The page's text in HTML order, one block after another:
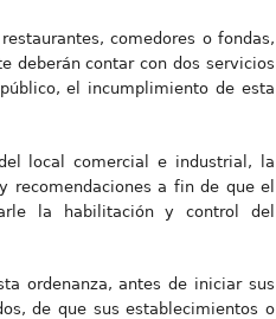
comedores o fondas,
deberán contar con dos servicios
el incumplimiento de esta
local comercial e industrial, la
recomendaciones a fin de que el
la habilitación y control del
ordenanza, antes de iniciar sus
de que sus establecimientos o